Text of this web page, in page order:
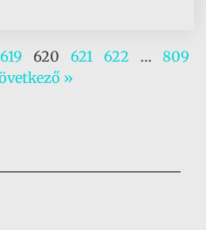
619 620 621 622 …
809
»